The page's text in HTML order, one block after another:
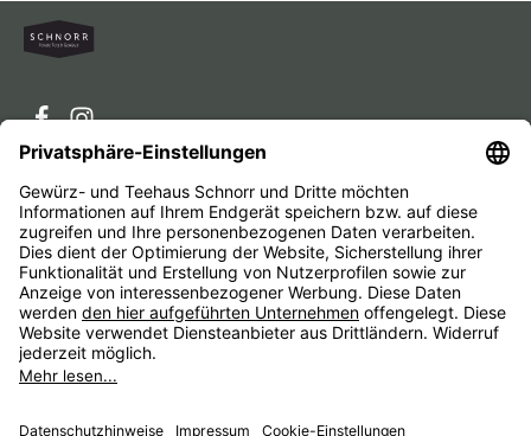
Service-Hotline
Service
Unternehmen
Alle Preise inkl. gesetzl. Mehrwertsteuer zzgl.